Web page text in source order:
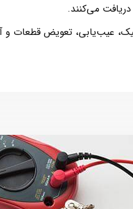
می‌کنند.
عیب‌یابی، تعویض قطعات